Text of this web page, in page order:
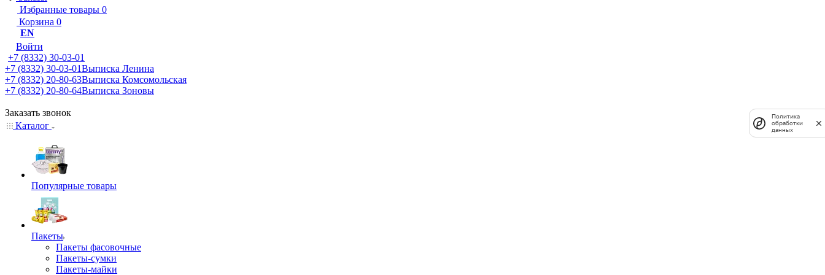
Избранные товары 0
Корзина 0
EN
Войти
+7 (8332) 30-03-01
+7 (8332) 30-03-01Выписка Ленина
+7 (8332) 20-80-63Выписка Комсомольская
+7 (8332) 20-80-64Выписка Зоновы
Заказать звонок
Каталог
Популярные товары
Пакеты
Пакеты фасовочные
Пакеты-сумки
Пакеты-майки
Политика
обработки
данных